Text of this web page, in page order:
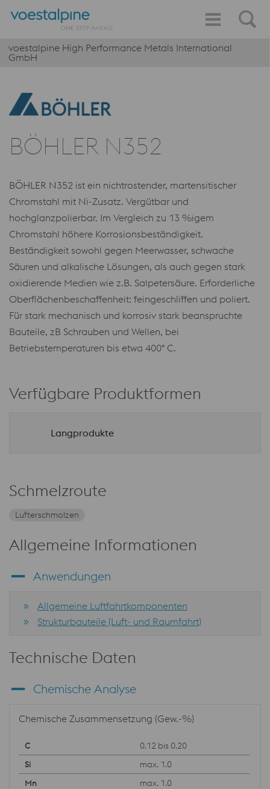
voestalpine High Performance Metals International
GmbH
BÖHLER N352
BÖHLER N352 ist ein nichtrostender, martensitischer
Chromstahl mit Ni-Zusatz. Vergütbar und
hochglanzpolierbar. Im Vergleich zu 13 %igem
Chromstahl höhere Korrosionsbeständigkeit.
Beständigkeit sowohl gegen Meerwasser, schwache
Säuren und alkalische Lösungen, als auch gegen stark
oxidierende Medien wie z.B. Salpetersäure. Erforderliche
Oberflächenbeschaffenheit: feingeschliffen und poliert.
Für stark mechanisch und korrosiv stark beanspruchte
Bauteile, zB Schrauben und Wellen, bei
Betriebstemperaturen bis etwa 400° C.
Verfügbare Produktformen
Langprodukte
Schmelzroute
Lufterschmolzen
Allgemeine Informationen
Anwendungen
Allgemeine Luftfahrtkomponenten
Strukturbauteile (Luft- und Raumfahrt)
Technische Daten
Chemische Analyse
Chemische Zusammensetzung (Gew.-%)
0.12 bis 0.20
max. 1.0
max. 1.0